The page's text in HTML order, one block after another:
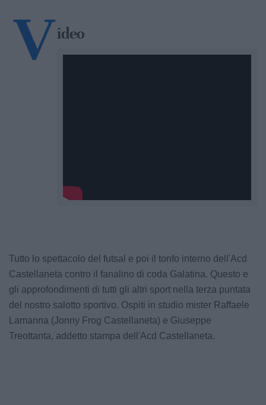
V ideo
Tutto lo spettacolo del futsal e poi il tonfo interno dell'Acd
Castellaneta contro il fanalino di coda Galatina. Questo e
gli approfondimenti di tutti gli altri sport nella terza puntata
del nostro salotto sportivo. Ospiti in studio mister Raffaele
Lamanna (Jonny Frog Castellaneta) e Giuseppe
Treottanta, addetto stampa dell'Acd Castellaneta.